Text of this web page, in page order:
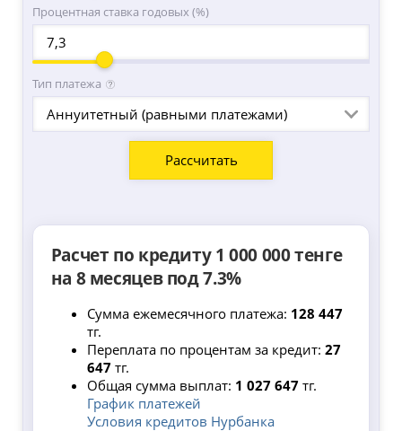
Процентная ставка годовых (%)
Тип платежа
Аннуитетный (равными платежами)
Расчет по кредиту 1 000 000 тенге
на 8 месяцев под 7.3%
Сумма ежемесячного платежа: 128 447
тг.
Переплата по процентам за кредит: 27
647тг.
Общая сумма выплат: 1 027 647тг.
График платежей
Условия кредитов Нурбанка